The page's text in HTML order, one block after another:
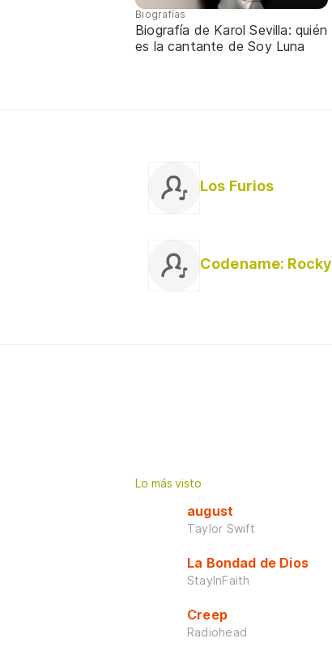
Biografías
Biografía de Karol Sevilla: quién
es la cantante de Soy Luna
Los Furios
Codename: Rocky
Lo más visto
august
Taylor Swift
La Bondad de Dios
StayInFaith
Creep
Radiohead